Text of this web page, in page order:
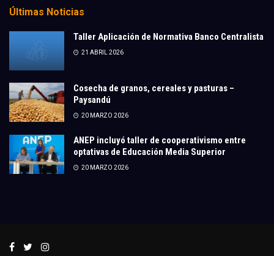
Últimas Noticias
Taller Aplicación de Normativa Banco Centralista
21 ABRIL 2026
Cosecha de granos, cereales y pasturas –
Paysandú
20 MARZO 2026
ANEP incluyó taller de cooperativismo entre
optativas de Educación Media Superior
20 MARZO 2026